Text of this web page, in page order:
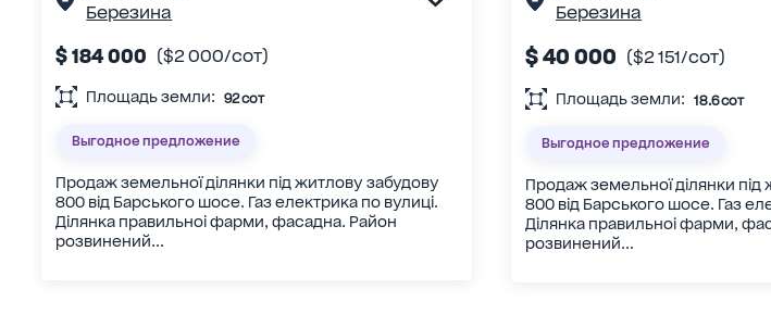
Березина
$ 184 000 ($2 000/сот)
Площадь земли: 92 сот
Выгодное предложение
Продаж земельної ділянки під житлову забудову
800 від Барського шосе. Газ електрика по вулиці.
Ділянка правильноі фарми, фасадна. Район
розвинений...
Березина
$ 40 000 ($2 151/сот)
Площадь земли: 18.6 сот
Выгодное предложение
Продаж земельної ділянки під
800 від Барського шосе. Газ
Ділянка правильноі фарми,
розвинений...